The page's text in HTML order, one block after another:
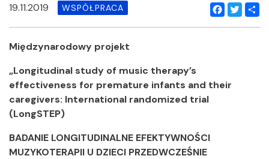
Facebook
Twitter
19.11.2019 WSPÓŁPRACA
Międzynarodowy projekt
„Longitudinal study of music therapy’s
effectiveness for premature infants and their
caregivers: International randomized trial
(LongSTEP)
BADANIE LONGITUDINALNE EFEKTYWNOŚCI
MUZYKOTERAPII U DZIECI PRZEDWCZEŚNIE